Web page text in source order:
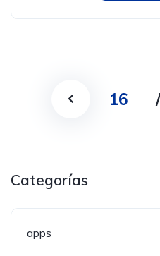
16 /
Categorías
apps